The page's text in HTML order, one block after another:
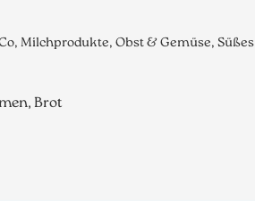
Milchprodukte, Obst & Gemüse, Süßes
Brot